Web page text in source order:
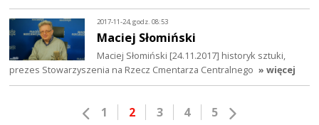
2017-11-24, godz. 08:53
Maciej Słomiński
Maciej Słomiński [24.11.2017] historyk sztuki,
prezes Stowarzyszenia na Rzecz Cmentarza Centralnego » więcej
1 2 3 4 5